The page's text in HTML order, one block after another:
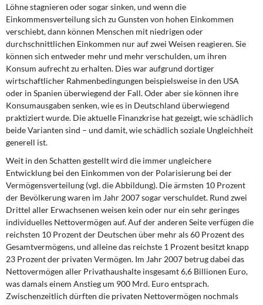
Löhne stagnieren oder sogar sinken, und wenn die
Einkommensverteilung sich zu Gunsten von hohen Einkommen
verschiebt, dann können Menschen mit niedrigen oder
durchschnittlichen Einkommen nur auf zwei Weisen reagieren. Sie
können sich entweder mehr und mehr verschulden, um ihren
Konsum aufrecht zu erhalten. Dies war aufgrund dortiger
wirtschaftlicher Rahmenbedingungen beispielsweise in den USA
oder in Spanien überwiegend der Fall. Oder aber sie können ihre
Konsumausgaben senken, wie es in Deutschland überwiegend
praktiziert wurde. Die aktuelle Finanzkrise hat gezeigt, wie schädlich
beide Varianten sind – und damit, wie schädlich soziale Ungleichheit
generell ist.
Weit in den Schatten gestellt wird die immer ungleichere
Entwicklung bei den Einkommen von der Polarisierung bei der
Vermögensverteilung (vgl. die Abbildung). Die ärmsten 10 Prozent
der Bevölkerung waren im Jahr 2007 sogar verschuldet. Rund zwei
Drittel aller Erwachsenen weisen kein oder nur ein sehr geringes
individuelles Nettovermögen auf. Auf der anderen Seite verfügen die
reichsten 10 Prozent der Deutschen über mehr als 60 Prozent des
Gesamtvermögens, und alleine das reichste 1 Prozent besitzt knapp
23 Prozent der privaten Vermögen. Im Jahr 2007 betrug dabei das
Nettovermögen aller Privathaushalte insgesamt 6,6 Billionen Euro,
was damals einem Anstieg um 900 Mrd. Euro entsprach.
Zwischenzeitlich dürften die privaten Nettovermögen nochmals